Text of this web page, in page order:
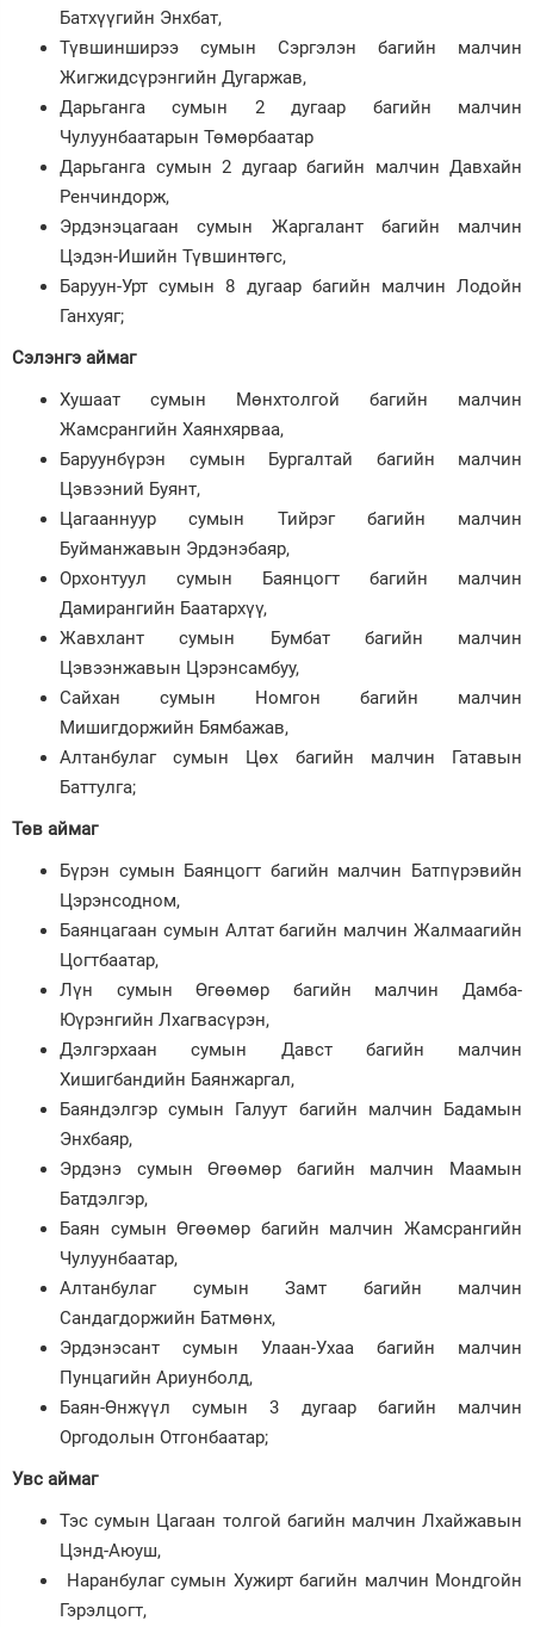
Батхүүгийн Энхбат,
Түвшинширээ сумын Сэргэлэн багийн малчин
Жигжидсүрэнгийн Дугаржав,
Дарьганга сумын 2 дугаар багийн малчин
Чулуунбаатарын Төмөрбаатар
Дарьганга сумын 2 дугаар багийн малчин Давхайн
Ренчиндорж,
Эрдэнэцагаан сумын Жаргалант багийн малчин
Цэдэн-Ишийн Түвшинтөгс,
Баруун-Урт сумын 8 дугаар багийн малчин Лодойн
Ганхуяг;
Сэлэнгэ аймаг
Хушаат сумын Мөнхтолгой багийн малчин
Жамсрангийн Хаянхярваа,
Баруунбүрэн сумын Бургалтай багийн малчин
Цэвээний Буянт,
Цагааннуур сумын Тийрэг багийн малчин
Буйманжавын Эрдэнэбаяр,
Орхонтуул сумын Баянцогт багийн малчин
Дамирангийн Баатархүү,
Жавхлант сумын Бумбат багийн малчин
Цэвээнжавын Цэрэнсамбуу,
Сайхан сумын Номгон багийн малчин
Мишигдоржийн Бямбажав,
Алтанбулаг сумын Цөх багийн малчин Гатавын
Баттулга;
Төв аймаг
Бүрэн сумын Баянцогт багийн малчин Батпүрэвийн
Цэрэнсодном,
Баянцагаан сумын Алтат багийн малчин Жалмаагийн
Цогтбаатар,
Лүн сумын Өгөөмөр багийн малчин Дамба-
Юүрэнгийн Лхагвасүрэн,
Дэлгэрхаан сумын Давст багийн малчин
Хишигбандийн Баянжаргал,
Баяндэлгэр сумын Галуут багийн малчин Бадамын
Энхбаяр,
Эрдэнэ сумын Өгөөмөр багийн малчин Маамын
Батдэлгэр,
Баян сумын Өгөөмөр багийн малчин Жамсрангийн
Чулуунбаатар,
Алтанбулаг сумын Замт багийн малчин
Сандагдоржийн Батмөнх,
Эрдэнэсант сумын Улаан-Ухаа багийн малчин
Пунцагийн Ариунболд,
Баян-Өнжүүл сумын 3 дугаар багийн малчин
Оргодолын Отгонбаатар;
Увс аймаг
Тэс сумын Цагаан толгой багийн малчин Лхайжавын
Цэнд-Аюуш,
Наранбулаг сумын Хужирт багийн малчин Мондгойн
Гэрэлцогт,